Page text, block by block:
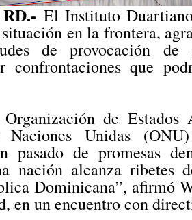
RD.-El Instituto
en la frontera,
de provocación de
confrontaciones que
de Estados
Unidas
pasado de promesas
nación alcanza ribetes
Dominicana”, afirmó
en un encuentro con